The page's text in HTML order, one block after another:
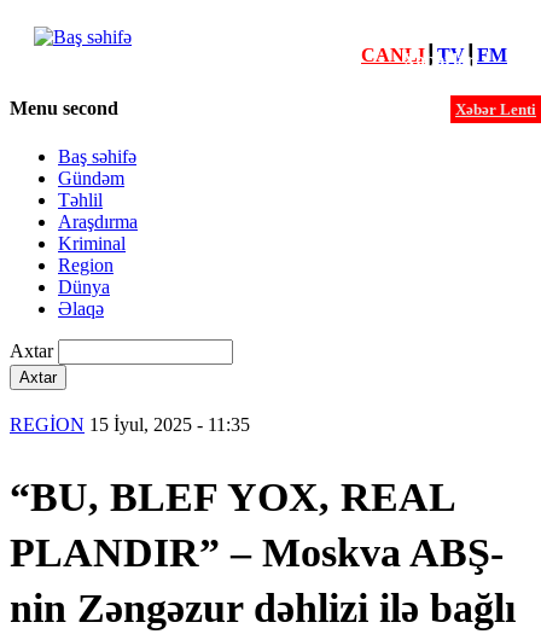
Xəbərlər
Xəbər Lenti
CANLI┃ TV┃ FM
Menu second
Baş səhifə
Gündəm
Təhlil
Araşdırma
Kriminal
Region
Dünya
Əlaqə
Axtar
REGİON 15 İyul, 2025 - 11:35
“BU, BLEF YOX, REAL
PLANDIR” – Moskva ABŞ-
nin Zəngəzur dəhlizi ilə bağlı